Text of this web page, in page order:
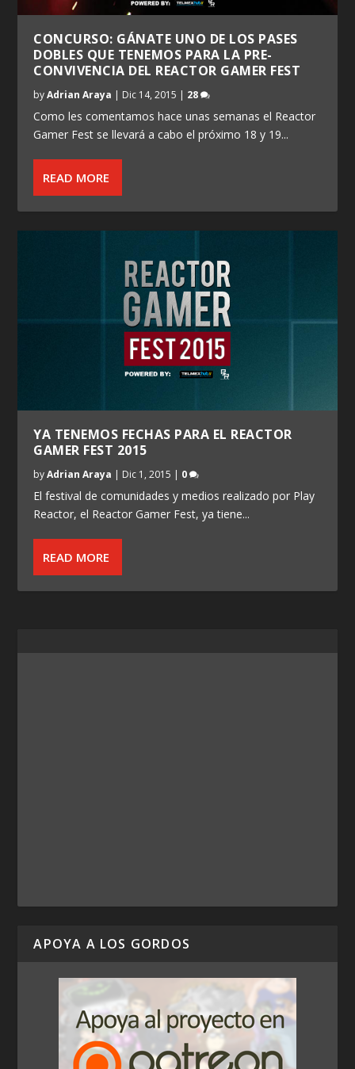
CONCURSO: GÁNATE UNO DE LOS PASES
DOBLES QUE TENEMOS PARA LA PRE-
CONVIVENCIA DEL REACTOR GAMER FEST
byAdrian Araya | Dic 14, 2015 | 28
Como les comentamos hace unas semanas el Reactor
Gamer Fest se llevará a cabo el próximo 18 y 19...
READ MORE
YA TENEMOS FECHAS PARA EL REACTOR
GAMER FEST 2015
byAdrian Araya | Dic 1, 2015 | 0
El festival de comunidades y medios realizado por Play
Reactor, el Reactor Gamer Fest, ya tiene...
READ MORE
APOYA A LOS GORDOS